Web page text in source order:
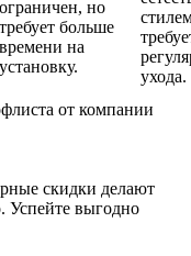
ограничен, но
требует больше
времени на
установку.
ухода.
от компании
скидки делают
Успейте выгодно